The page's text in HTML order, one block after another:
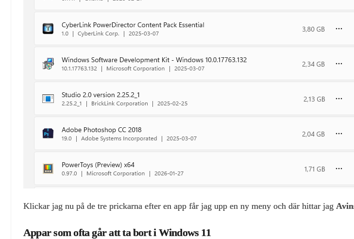
Klickar jag nu på de tre prickarna efter en app får jag upp en ny meny och där hittar jag
Appar som ofta går att ta bort i Windows 11